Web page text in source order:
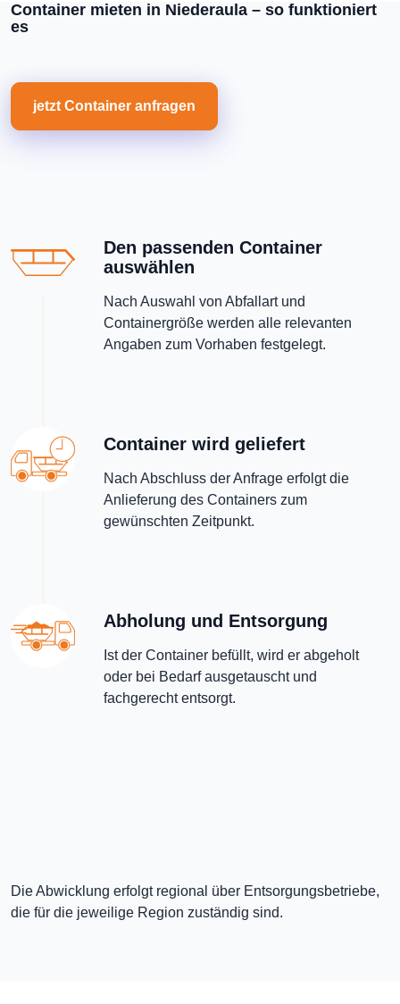
Container mieten in Niederaula – so funktioniert
es
jetzt Container anfragen
Den passenden Container
auswählen
Nach Auswahl von Abfallart und
Containergröße werden alle relevanten
Angaben zum Vorhaben festgelegt.
Container wird geliefert
Nach Abschluss der Anfrage erfolgt die
Anlieferung des Containers zum
gewünschten Zeitpunkt.
Abholung und Entsorgung
Ist der Container befüllt, wird er abgeholt
oder bei Bedarf ausgetauscht und
fachgerecht entsorgt.
Die Abwicklung erfolgt regional über Entsorgungsbetriebe,
die für die jeweilige Region zuständig sind.